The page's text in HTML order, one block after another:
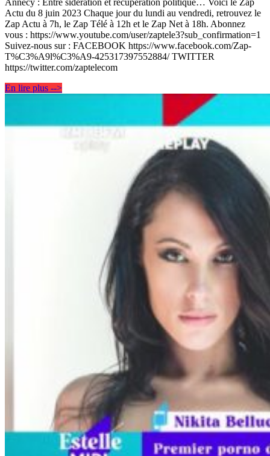
Actu du 8 juin 2023 Chaque jour du lundi au vendredi, retrouvez le
Zap Actu à 7h, le Zap Télé à 12h et le Zap Net à 18h. Abonnez
vous : https://www.youtube.com/user/zaptele3?sub_confirmation=1
Suivez-nous sur : FACEBOOK https://www.facebook.com/Zap-
T%C3%A9l%C3%A9-425317397552884/ TWITTER
https://twitter.com/zaptelecom
En lire plus -->